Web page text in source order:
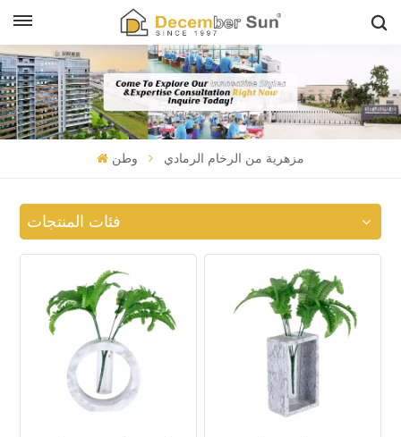
وطن مزهرية من الرخام الرمادي
فئات المنتجات